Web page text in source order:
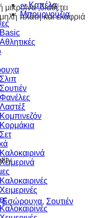
∾ Καπέλα
Μπουρνούζια
Basic
Αθλητικές
Σλιπ
Σουτιέν
Φανέλες
Λαστέξ
Κομπινεζόν
Κορμάκια
Σετ
Καλοκαιρινά
Χειμερινά
Καλοκαιρινές
Χειμερινές
Καλοκαιρινές
,διαθέτει
πλάτη και ελαφριά
Εσώρουχα, Σουτιέν